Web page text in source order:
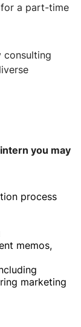
a part-time
consulting
you may
process
memos,
marketing